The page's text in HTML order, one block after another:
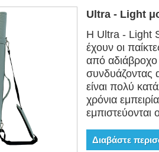
Ultra - Light
Η Ultra - Light
έχουν οι
από αδιάβροχο
συνδυάζοντας
είναι πολύ
χρόνια
Διαβάστε